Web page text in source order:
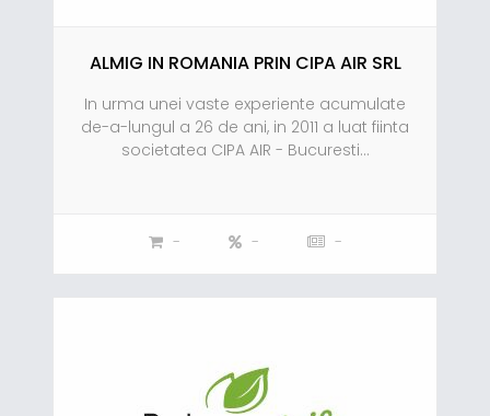
ALMIG IN ROMANIA PRIN CIPA AIR SRL
In urma unei vaste experiente acumulate
de-a-lungul a 26 de ani, in 2011 a luat fiinta
societatea CIPA AIR - Bucuresti...
- - -